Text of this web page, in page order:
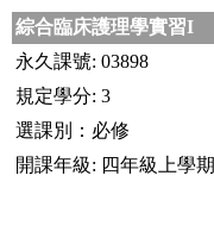
綜合臨床護理學實習I
永久課號: 03898
規定學分: 3
選課別：必修
開課年級: 四年級上學期